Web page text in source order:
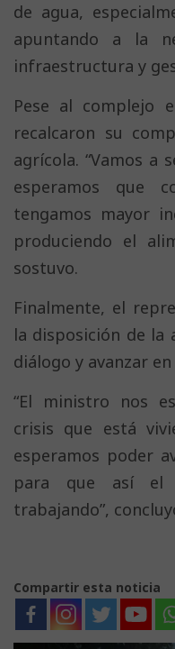
de agua,
apuntando a la
infraestructura y
Pese al complejo
recalcaron su
agrícola. “Vamos a
esperamos que
tengamos mayor
produciendo el
sostuvo.
Finalmente, el
la disposición de
diálogo y avanzar
“El ministro nos
crisis que está
esperamos poder
para que así el
trabajando”,
Compartir esta noticia